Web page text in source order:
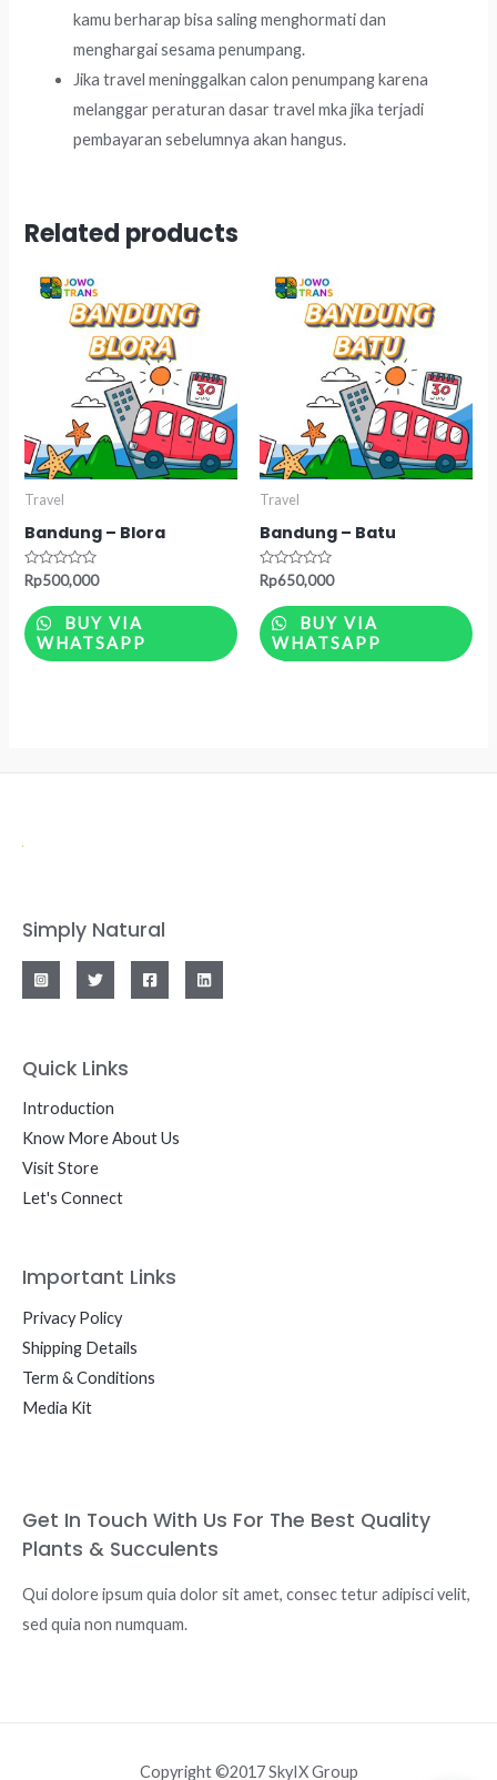
kamu berharap bisa saling menghormati dan
menghargai sesama penumpang.
Jika travel meninggalkan calon penumpang karena
melanggar peraturan dasar travel mka jika terjadi
pembayaran sebelumnya akan hangus.
Related products
Travel
Bandung – Blora
Rated
0
out
of
5
Rp500,000
BUY VIA
WHATSAPP
Travel
Bandung – Batu
Rated
0
out
of
5
Rp650,000
BUY VIA
WHATSAPP
Simply Natural
Quick Links
Introduction
Know More About Us
Visit Store
Let's Connect
Important Links
Privacy Policy
Shipping Details
Term & Conditions
Media Kit
Get In Touch With Us For The Best Quality
Plants & Succulents
Qui dolore ipsum quia dolor sit amet, consec tetur adipisci velit,
sed quia non numquam.
Copyright ©2017 SkyIX Group